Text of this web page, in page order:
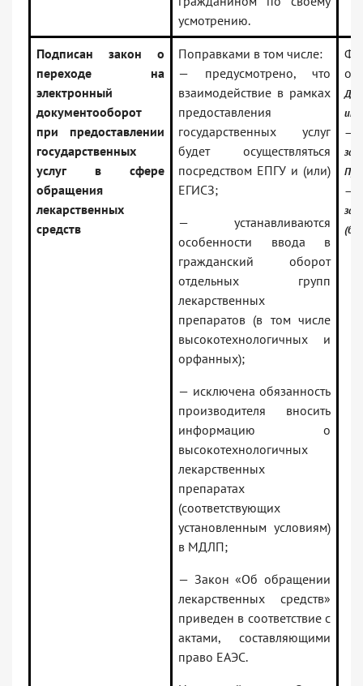
усмотрению.
Подписан закон о
переходе на
электронный
документооборот
при предоставлении
государственных
услуг в сфере
обращения
лекарственных
средств
Поправками в том числе:
— предусмотрено, что
взаимодействие в рамках
предоставления
государственных услуг
будет осуществляться
посредством ЕПГУ и (или)
ЕГИСЗ;
— устанавливаются
особенности ввода в
гражданский оборот
отдельных групп
лекарственных
препаратов (в том числе
высокотехнологичных и
орфанных);
— исключена обязанность
производителя вносить
информацию о
высокотехнологичных
лекарственных
препаратах
(соответствующих
установленным условиям)
в МДЛП;
— Закон «Об обращении
лекарственных средств»
приведен в соответствие с
актами, составляющими
право ЕАЭС.
от
—
—